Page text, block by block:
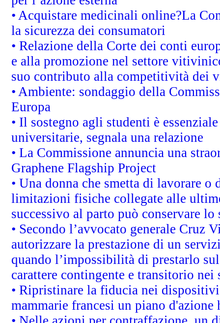
• Acquistare medicinali online?La
la sicurezza dei consumatori
• Relazione della Corte dei conti
e alla promozione nel settore
suo contributo alla competitività dei
• Ambiente: sondaggio della
Europa
• Il sostegno agli studenti è
universitarie, segnala una relazione
• La Commissione annuncia una
Graphene Flagship Project
• Una donna che smetta di lavorare
limitazioni fisiche collegate alle
successivo al parto può conservare
• Secondo l’avvocato generale Cruz
autorizzare la prestazione di un
quando l’impossibilità di prestarlo
carattere contingente e transitorio
• Ripristinare la fiducia nei
mammarie francesi un piano